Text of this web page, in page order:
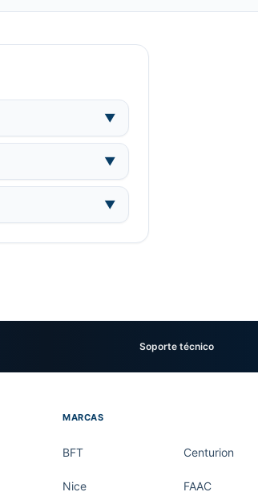
▼
▼
▼
Soporte técnico
MARCAS
BFT Centurion
Nice FAAC